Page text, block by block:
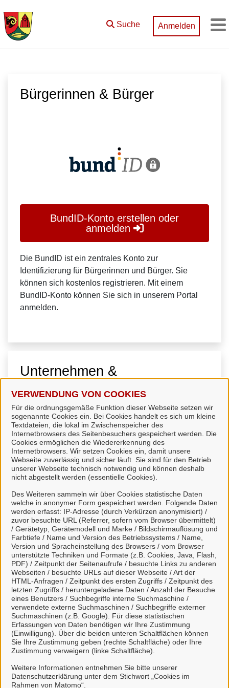
VERWENDUNG VON COOKIES
Für die ordnungsgemäße Funktion dieser Webseite setzen wir
sogenannte Cookies ein. Bei Cookies handelt es sich um kleine
Textdateien, die lokal im Zwischenspeicher des
Internetbrowsers des Seitenbesuchers gespeichert werden. Die
Cookies ermöglichen die Wiedererkennung des
Internetbrowsers. Wir setzen Cookies ein, damit unsere
Webseite zuverlässig und sicher läuft. Sie sind für den Betrieb
unserer Webseite technisch notwendig und können deshalb
nicht abgestellt werden (essentielle Cookies).
Des Weiteren sammeln wir über Cookies statistische Daten
welche in anonymer Form gespeichert werden. Folgende Daten
werden erfasst: IP-Adresse (durch Verkürzen anonymisiert) /
zuvor besuchte URL (Referrer, sofern vom Browser übermittelt)
/ Gerätetyp, Gerätemodell und Marke / Bildschirmauflösung und
Farbtiefe / Name und Version des Betriebssystems / Name,
Version und Spracheinstellung des Browsers / vom Browser
unterstützte Techniken und Formate (z.B. Cookies, Java, Flash,
PDF) / Zeitpunkt der Seitenaufrufe / besuchte Links zu anderen
Webseiten / besuchte URLs auf dieser Webseite / Art der
HTML-Anfragen / Zeitpunkt des ersten Zugriffs / Zeitpunkt des
letzten Zugriffs / heruntergeladene Daten / Anzahl der Besuche
eines Benutzers / Suchbegriffe interne Suchmaschine /
verwendete externe Suchmaschinen / Suchbegriffe externer
Suchmaschinen (z.B. Google). Für diese statistischen
Erfassungen von Daten benötigen wir Ihre Zustimmung
(Einwilligung). Über die beiden unteren Schaltflächen können
Sie Ihre Zustimmung geben (rechte Schaltfläche) oder Ihre
Zustimmung verweigern (linke Schaltfläche).
Weitere Informationen entnehmen Sie bitte unserer
Datenschutzerklärung unter dem Stichwort „Cookies im
Rahmen von Matomo“.
Suche Anmelden
Bürgerinnen & Bürger
BundID-Konto erstellen oder
anmelden
Die BundID ist ein zentrales Konto zur
Identifizierung für Bürgerinnen und Bürger. Sie
können sich kostenlos registrieren. Mit einem
BundID-Konto können Sie sich in unserem Portal
anmelden.
Unternehmen &
Organisationen
Mein Unternehmenskonto
erstellen oder anmelden
Mein Unternehmenskonto ist ein zentrales Konto zur
Identifizierung von Organisationen, insbesondere:
Juristische Personen,
Vereinigungen, denen ein Recht zustehen
kann
natürliche Personen, die beruflich oder
gewerblich tätig sind.
Eine Nutzung ist aber auch durch Behörden im
Sinne von § 1 Abs. 4 Verwaltungsverfahrensgesetz
(VwVfG) möglich.